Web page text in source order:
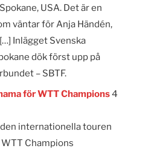
USA. Det är en
väntar för Anja Händén,
Inlägget Svenska
dök först upp på
– SBTF.
för WTT Champions4
internationella touren
Champions